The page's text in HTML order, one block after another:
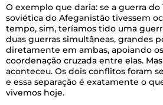
O exemplo que daria: se a guerra do
soviética do Afeganistão tivessem
tempo, sim, teríamos tido uma
duas guerras simultâneas, grandes
diretamente em ambas, apoiando
coordenação cruzada entre elas.
aconteceu. Os dois conflitos foram
e essa separação é exatamente o
vivemos hoje.